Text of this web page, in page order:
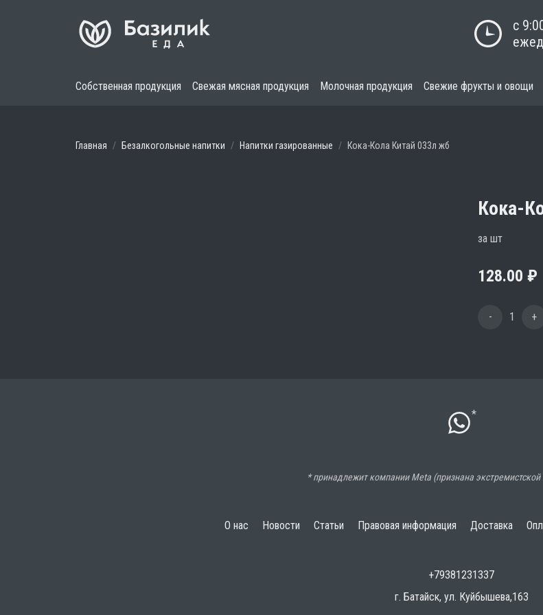
с
Собственная продукция Свежая мясная продукция Молочная продукция Свежие фрукты и овощи
Главная Безалкогольные напитки Напитки газированные Кока-Кола Китай 033л жб
Кока-
за шт
128.00 ₽
- 1 +
*
* принадлежит компании Meta (признана
О нас Новости Статьи Правовая информация Доставка
+79381231337
г. Батайск, ул. Куйбышева,163